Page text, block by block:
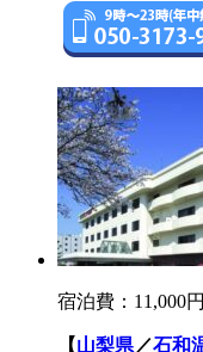
宿泊費： 11,000
【山梨県／石和